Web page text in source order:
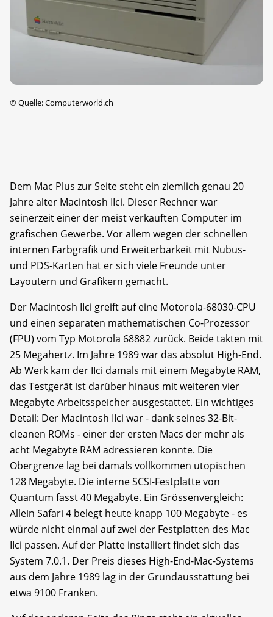
©Quelle: Computerworld.ch
Dem Mac Plus zur Seite steht ein ziemlich genau 20
Jahre alter Macintosh IIci. Dieser Rechner war
seinerzeit einer der meist verkauften Computer im
grafischen Gewerbe. Vor allem wegen der schnellen
internen Farbgrafik und Erweiterbarkeit mit Nubus-
und PDS-Karten hat er sich viele Freunde unter
Layoutern und Grafikern gemacht.
Der Macintosh IIci greift auf eine Motorola-68030-CPU
und einen separaten mathematischen Co-Prozessor
(FPU) vom Typ Motorola 68882 zurück. Beide takten mit
25 Megahertz. Im Jahre 1989 war das absolut High-End.
Ab Werk kam der IIci damals mit einem Megabyte RAM,
das Testgerät ist darüber hinaus mit weiteren vier
Megabyte Arbeitsspeicher ausgestattet. Ein wichtiges
Detail: Der Macintosh IIci war - dank seines 32-Bit-
cleanen ROMs - einer der ersten Macs der mehr als
acht Megabyte RAM adressieren konnte. Die
Obergrenze lag bei damals vollkommen utopischen
128 Megabyte. Die interne SCSI-Festplatte von
Quantum fasst 40 Megabyte. Ein Grössenvergleich:
Allein Safari 4 belegt heute knapp 100 Megabyte - es
würde nicht einmal auf zwei der Festplatten des Mac
IIci passen. Auf der Platte installiert findet sich das
System 7.0.1. Der Preis dieses High-End-Mac-Systems
aus dem Jahre 1989 lag in der Grundausstattung bei
etwa 9100 Franken.